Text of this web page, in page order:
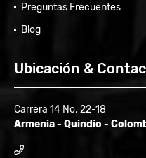
Preguntas Frecuentes
Blog
Ubicación &
Carrera 14 No. 22-18
Armenia - Quindío -